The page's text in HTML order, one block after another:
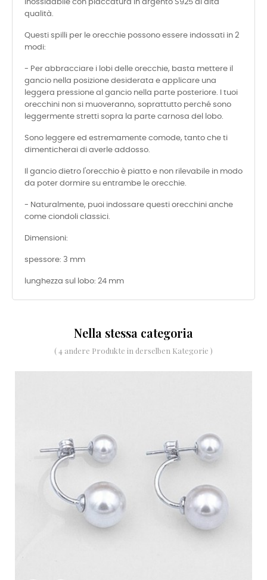
inossidabile con placcatura in argento S925 di alta
qualità.
Questi spilli per le orecchie possono essere indossati in 2
modi:
- Per abbracciare i lobi delle orecchie, basta mettere il
gancio nella posizione desiderata e applicare una
leggera pressione al gancio nella parte posteriore. I tuoi
orecchini non si muoveranno, soprattutto perché sono
leggermente stretti sopra la parte carnosa del lobo.
Sono leggere ed estremamente comode, tanto che ti
dimenticherai di averle addosso.
Il gancio dietro l'orecchio è piatto e non rilevabile in modo
da poter dormire su entrambe le orecchie.
- Naturalmente, puoi indossare questi orecchini anche
come ciondoli classici.
Dimensioni:
spessore: 3 mm
lunghezza sul lobo: 24 mm
Nella stessa categoria
( 4 andere Produkte in derselben Kategorie )